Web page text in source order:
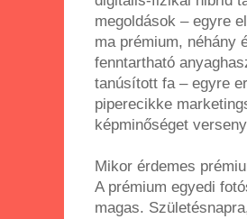
megoldások – egyre
ma prémium, néhány
fenntartható
tanúsított fa – egyre
piperecikke
képminőséget
Mikor érdemes
A prémium egyedi
magas.